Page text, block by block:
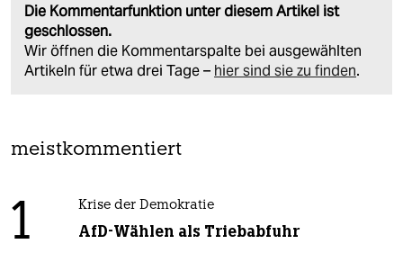
Die Kommentarfunktion unter diesem Artikel ist
geschlossen.
Wir öffnen die Kommentarspalte bei ausgewählten
Artikeln für etwa drei Tage – hier sind sie zu finden.
meistkommentiert
1 Krise der Demokratie
AfD-Wählen als Triebabfuhr